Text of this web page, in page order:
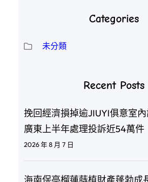
Categories
未分類
Recent Posts
挽回經濟損掉逾JIUYI俱意室內
廣東上半年處理投訴近54萬件
2026 年 8 月 7 日